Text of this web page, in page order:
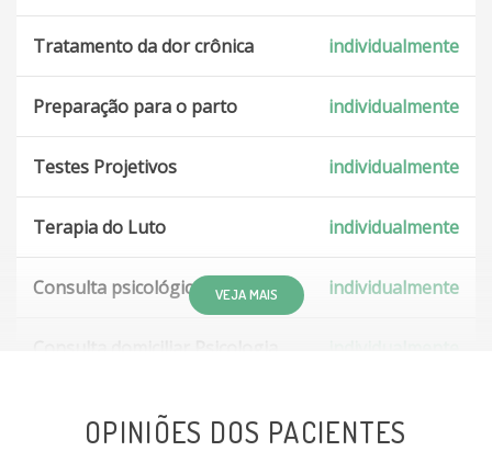
Tratamento da dor crônica individualmente
Preparação para o parto individualmente
Testes Projetivos individualmente
Terapia do Luto individualmente
Consulta psicológica domiciliar individualmente
Consulta domiciliar Psicologia individualmente
VEJA MAIS
OPINIÕES DOS PACIENTES